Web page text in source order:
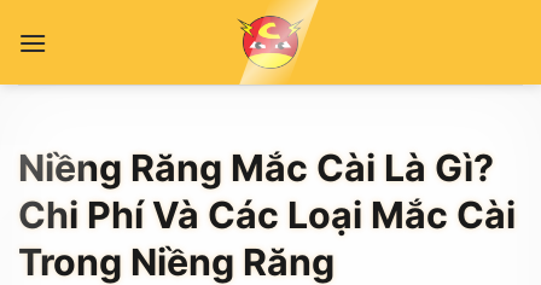
Niềng Răng Mắc Cài Là Gì?
Chi Phí Và Các Loại Mắc Cài
Trong Niềng Răng